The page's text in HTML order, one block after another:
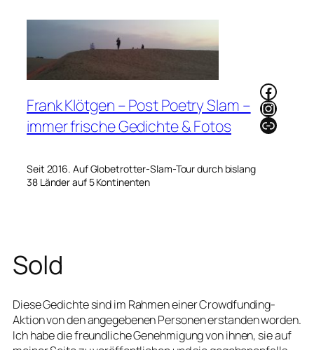
Frank Klötgen – Post Poetry Slam –
immer frische Gedichte & Fotos
Seit 2016. Auf Globetrotter-Slam-Tour durch bislang
38 Länder auf 5 Kontinenten
Link
Sold
Diese Gedichte sind im Rahmen einer Crowdfunding-
Aktion von den angegebenen Personen erstanden worden.
Ich habe die freundliche Genehmigung von ihnen, sie auf